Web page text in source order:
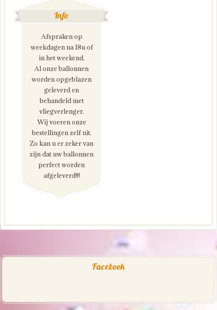
Info
Afspraken op
weekdagen na 18u of
in het weekend.
Al onze ballonnen
worden opgeblazen
geleverd en
behandeld met
vliegverlenger.
Wij voeren onze
bestellingen zelf uit.
Zo kan u er zeker van
zijn dat uw ballonnen
perfect worden
afgeleverd!!!
Facebook